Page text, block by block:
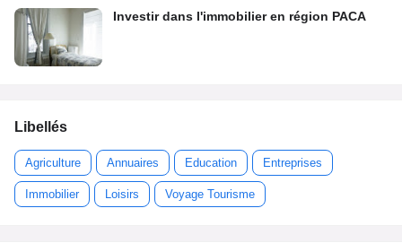
Investir dans l'immobilier en région PACA
Libellés
Agriculture Annuaires Education Entreprises
Immobilier Loisirs Voyage Tourisme